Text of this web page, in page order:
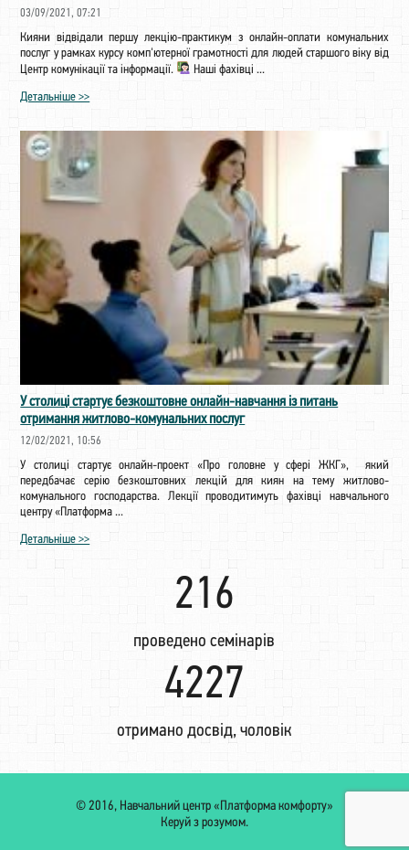
03/09/2021, 07:21
Кияни відвідали першу лекцію-практикум з онлайн-оплати комунальних
послуг у рамках курсу комп'ютерної грамотності для людей старшого віку від
Центр комунікації та інформації.
Наші фахівці ...
Детальніше >>
У столиці стартує безкоштовне онлайн-навчання із питань
отримання житлово-комунальних послуг
12/02/2021, 10:56
У столиці стартує онлайн-проект «Про головне у сфері ЖКГ», який
передбачає серію безкоштовних лекцій для киян на тему житлово-
комунального господарства. Лекції проводитимуть фахівці навчального
центру «Платформа ...
Детальніше >>
224
проведено семінарів
4391
отримано досвід, чоловік
© 2016, Навчальний центр «Платформа комфорту»
Керуй з розумом.